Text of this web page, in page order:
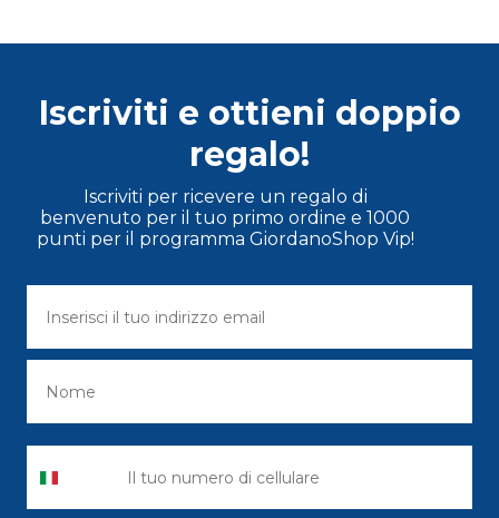
Iscriviti e ottieni doppio
regalo!
Iscriviti per ricevere un regalo di
benvenuto per il tuo primo ordine e 1000
punti per il programma GiordanoShop Vip!